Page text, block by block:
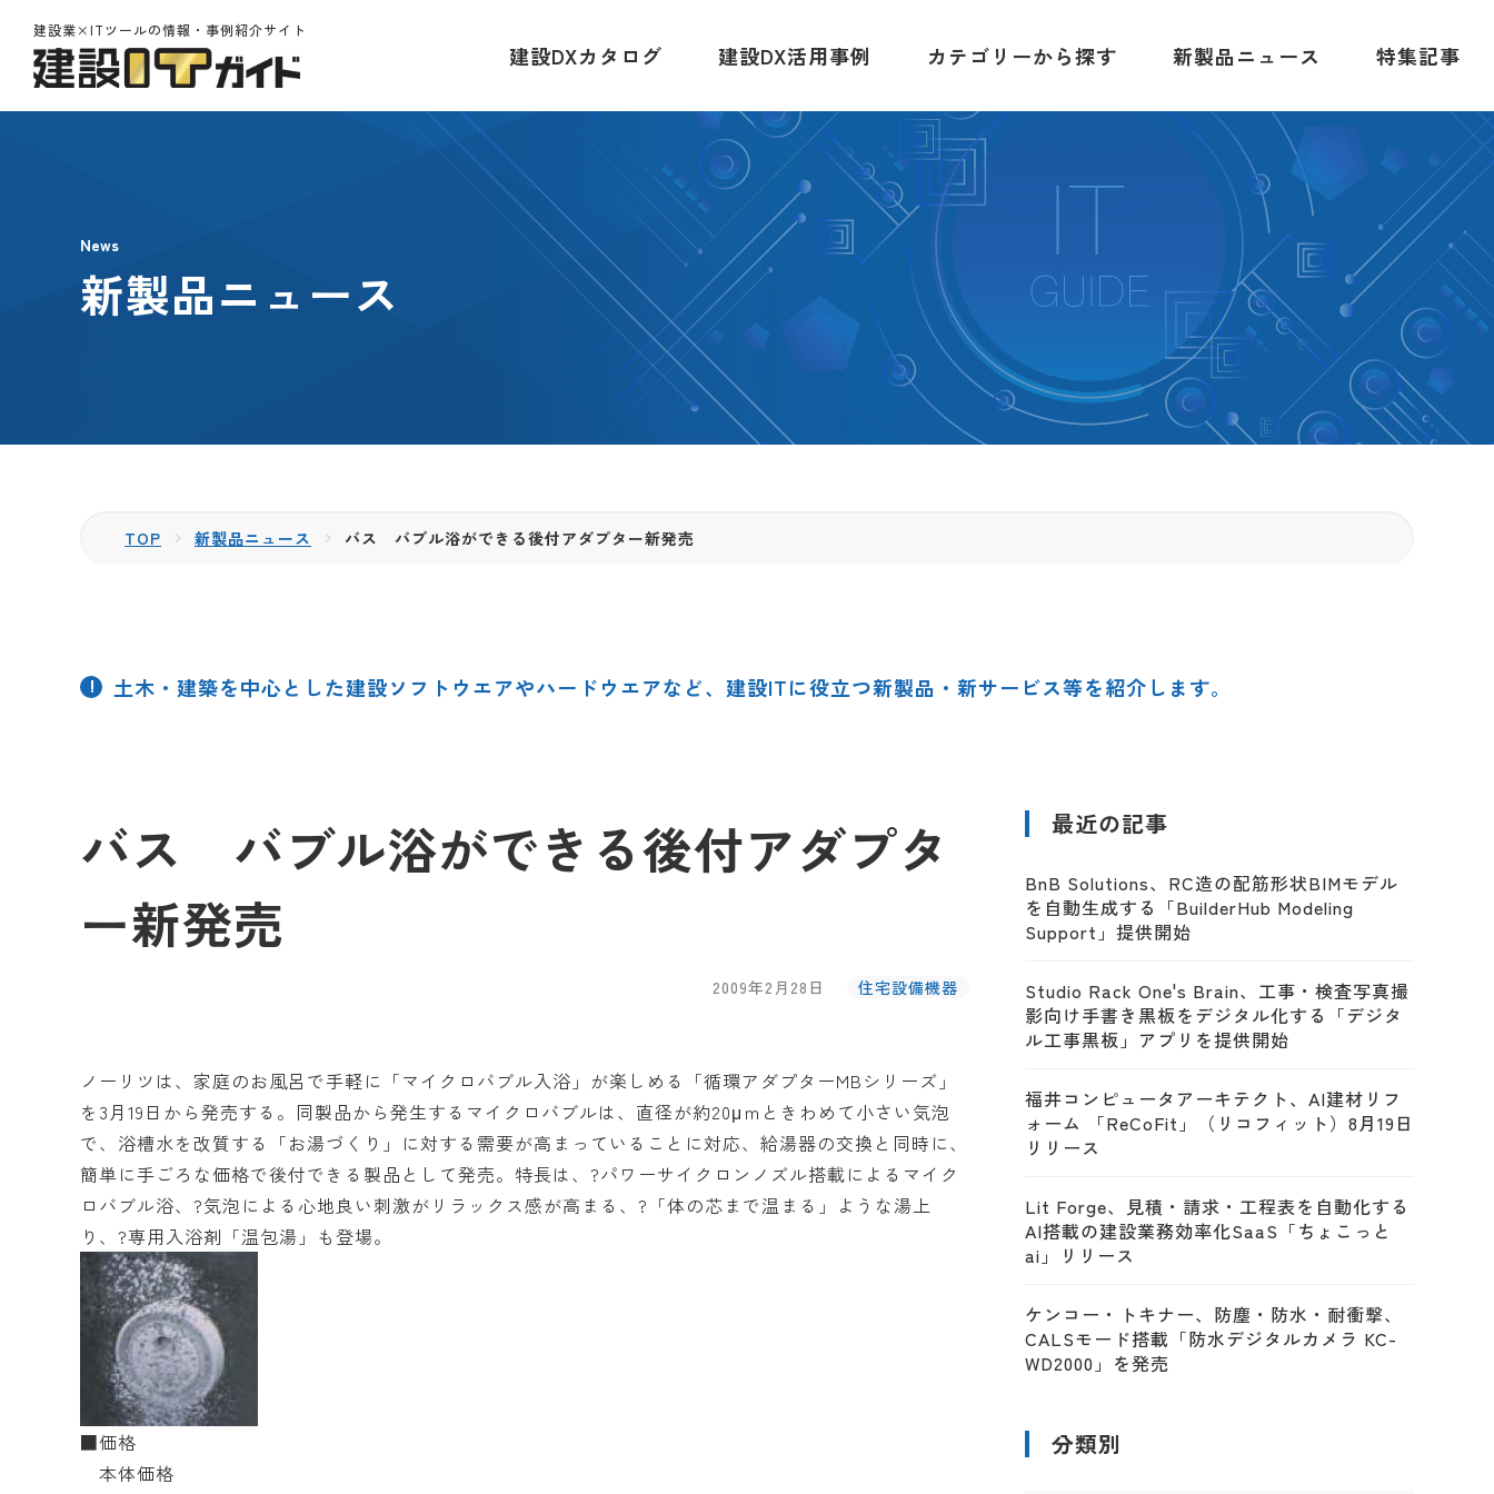
建設業×ITツールの情報・事例紹介サイト
建設DXカタログ 建設DX活用事例 カテゴリーから探す 新製品ニュース 特集記事
News
新製品ニュース
TOP 新製品ニュース バス バブル浴ができる後付アダプター新発売
土木・建築を中心とした建設ソフトウエアやハードウエアなど、建設ITに役立つ新製品・新サービス等を紹介します。
バス バブル浴ができる後付アダプタ
ー新発売
2009年2月28日 住宅設備機器
ノーリツは、家庭のお風呂で手軽に「マイクロバブル入浴」が楽しめる「循環アダプターMBシリーズ」
を3月19日から発売する。同製品から発生するマイクロバブルは、直径が約20μｍときわめて小さい気泡
で、浴槽水を改質する「お湯づくり」に対する需要が高まっていることに対応、給湯器の交換と同時に、
簡単に手ごろな価格で後付できる製品として発売。特長は、?パワーサイクロンノズル搭載によるマイク
ロバブル浴、?気泡による心地良い刺激がリラックス感が高まる、?「体の芯まで温まる」ような湯上
り、?専用入浴剤「温包湯」も登場。
■価格
本体価格
最近の記事
BnB Solutions、RC造の配筋形状BIMモデル
を自動生成する「BuilderHub Modeling
Support」提供開始
Studio Rack One's Brain、工事・検査写真撮
影向け手書き黒板をデジタル化する「デジタ
ル工事黒板」アプリを提供開始
福井コンピュータアーキテクト、AI建材リフ
ォーム 「ReCoFit」（リコフィット）8月19日
リリース
Lit Forge、見積・請求・工程表を自動化する
AI搭載の建設業務効率化SaaS「ちょこっと
ai」リリース
ケンコー・トキナー、防塵・防水・耐衝撃、
CALSモード搭載「防水デジタルカメラ KC-
WD2000」を発売
分類別